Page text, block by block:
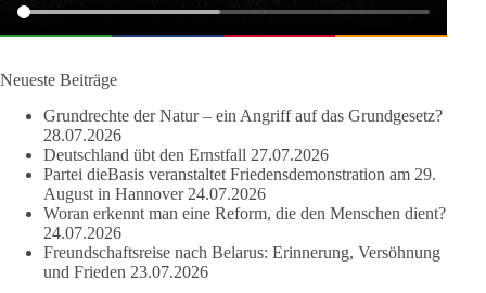
dieBasis Sachsen-Anhalt steht für Kooperation in Sachfragen.
und den Menschen wirklich nützt.
wenn er Sachsen-Anhalt nicht weiterbringt.
💬 Was ist dir wichtiger: der Absender eines Antrags oder das
Ergebnis für Sachsen-Anhalt?
#dieBasis #sachsenanhalt
👉 Folgen:
Neueste Beiträge
Grundrechte der Natur – ein Angriff auf das Grundgesetz?
28.07.2026
Deutschland übt den Ernstfall 27.07.2026
Partei dieBasis veranstaltet Friedensdemonstration am 29.
August in Hannover 24.07.2026
Woran erkennt man eine Reform, die den Menschen dient?
24.07.2026
Freundschaftsreise nach Belarus: Erinnerung, Versöhnung
und Frieden 23.07.2026